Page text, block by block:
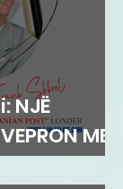
NJË
ME